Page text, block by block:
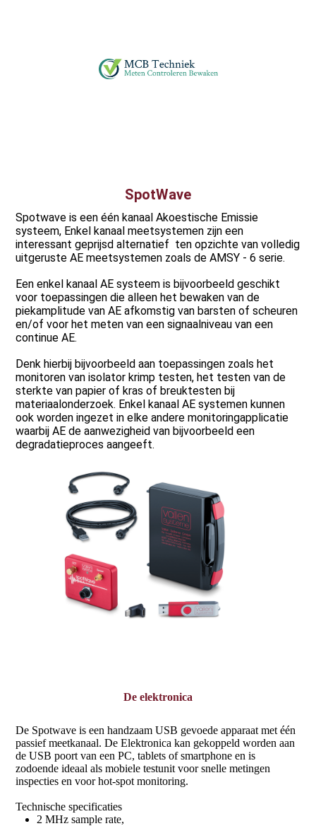
SpotWave
Spotwave is een één kanaal Akoestische Emissie
systeem, Enkel kanaal meetsystemen zijn een
interessant geprijsd alternatief ten opzichte van volledig
uitgeruste AE meetsystemen zoals de AMSY - 6 serie.
Een enkel kanaal AE systeem is bijvoorbeeld geschikt
voor toepassingen die alleen het bewaken van de
piekamplitude van AE afkomstig van barsten of scheuren
en/of voor het meten van een signaalniveau van een
continue AE.
Denk hierbij bijvoorbeeld aan toepassingen zoals het
monitoren van isolator krimp testen, het testen van de
sterkte van papier of kras of breuktesten bij
materiaalonderzoek. Enkel kanaal AE systemen kunnen
ook worden ingezet in elke andere monitoringapplicatie
waarbij AE de aanwezigheid van bijvoorbeeld een
degradatieproces aangeeft.
De elektronica
De Spotwave is een handzaam USB gevoede apparaat met één
passief meetkanaal. De Elektronica kan gekoppeld worden aan
de USB poort van een PC, tablets of smartphone en is
zodoende ideaal als mobiele testunit voor snelle metingen
inspecties en voor hot-spot monitoring.
Technische specificaties
2 MHz sample rate,